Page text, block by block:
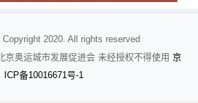
2020. All rights reserved
京奥运城市发展促进会 未经授权不得使用 京
ICP备10016671号-1